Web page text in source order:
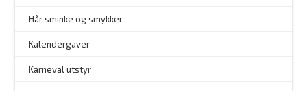
Hår sminke og smykker
Kalendergaver
Karneval utstyr